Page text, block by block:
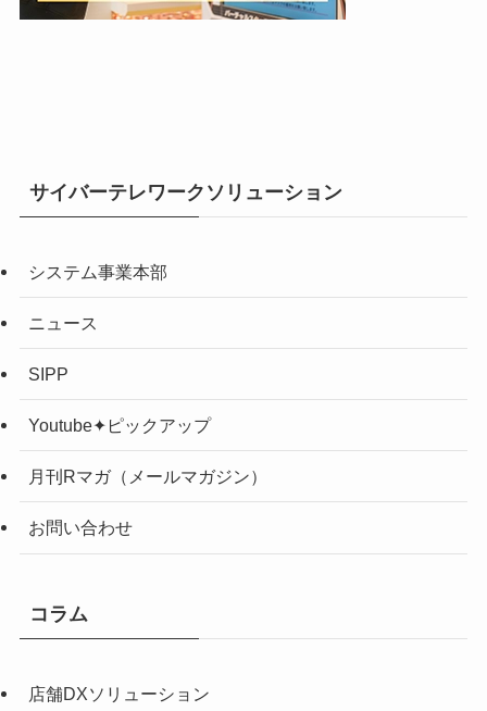
サイバーテレワークソリューション
システム事業本部
ニュース
SIPP
Youtube✦ピックアップ
月刊Rマガ（メールマガジン）
お問い合わせ
コラム
店舗DXソリューション